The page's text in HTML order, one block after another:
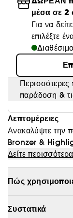
Θαμπάδαμέσα σε 2
Για να
επιλέξτε
Διαθέσιμο
Περισσότερες
παράδοση &
Λεπτομέρειες
Ανακαλύψτε την
Bronzer &
Ανακαλύψτε την
η limited edition,
χρειάζεστε για
ένα χρυσαφένιο
Δείτε περισσότερα
Πώς
Συστατικά